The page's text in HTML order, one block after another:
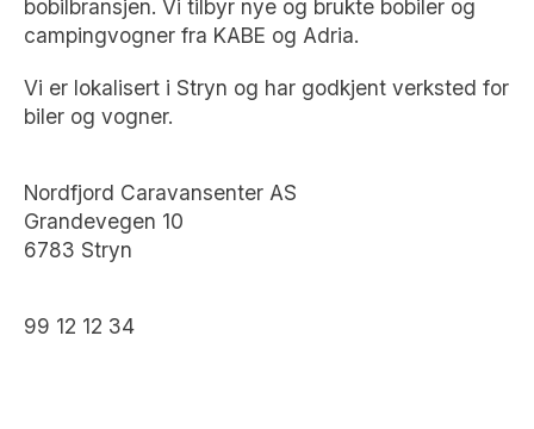
bobilbransjen. Vi tilbyr nye og brukte bobiler og
campingvogner fra KABE og Adria.
Vi er lokalisert i Stryn og har godkjent verksted for
biler og vogner.
Nordfjord Caravansenter AS
Grandevegen 10
6783 Stryn
99 12 12 34